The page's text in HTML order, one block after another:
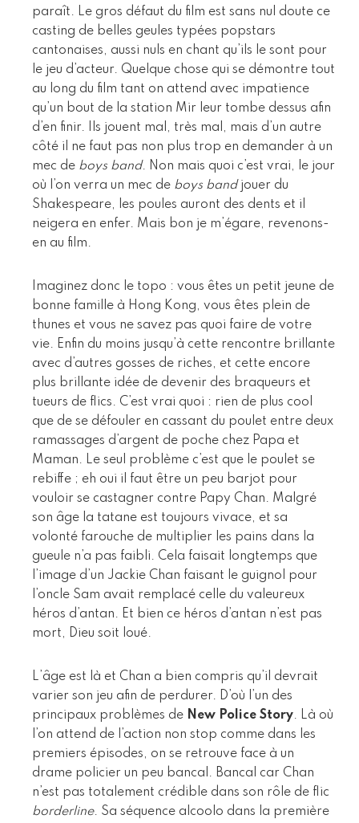
paraît. Le gros défaut du film est sans nul doute ce
casting de belles geules typées popstars
cantonaises, aussi nuls en chant qu’ils le sont pour
le jeu d’acteur. Quelque chose qui se démontre tout
au long du film tant on attend avec impatience
qu’un bout de la station Mir leur tombe dessus afin
d’en finir. Ils jouent mal, très mal, mais d’un autre
côté il ne faut pas non plus trop en demander à un
mec de boys band. Non mais quoi c’est vrai, le jour
où l’on verra un mec de boys bandjouer du
Shakespeare, les poules auront des dents et il
neigera en enfer. Mais bon je m’égare, revenons-
en au film.
Imaginez donc le topo : vous êtes un petit jeune de
bonne famille à Hong Kong, vous êtes plein de
thunes et vous ne savez pas quoi faire de votre
vie. Enfin du moins jusqu’à cette rencontre brillante
avec d’autres gosses de riches, et cette encore
plus brillante idée de devenir des braqueurs et
tueurs de flics. C’est vrai quoi : rien de plus cool
que de se défouler en cassant du poulet entre deux
ramassages d’argent de poche chez Papa et
Maman. Le seul problème c’est que le poulet se
rebiffe ; eh oui il faut être un peu barjot pour
vouloir se castagner contre Papy Chan. Malgré
son âge la tatane est toujours vivace, et sa
volonté farouche de multiplier les pains dans la
gueule n’a pas faibli. Cela faisait longtemps que
l’image d’un Jackie Chan faisant le guignol pour
l’oncle Sam avait remplacé celle du valeureux
héros d’antan. Et bien ce héros d’antan n’est pas
mort, Dieu soit loué.
L’âge est là et Chan a bien compris qu’il devrait
varier son jeu afin de perdurer. D’où l’un des
principaux problèmes de New Police Story. Là où
l’on attend de l’action non stop comme dans les
premiers épisodes, on se retrouve face à un
drame policier un peu bancal. Bancal car Chan
n’est pas totalement crédible dans son rôle de flic
borderline. Sa séquence alcoolo dans la première